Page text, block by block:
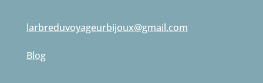
larbreduvoyageurbijoux@gmail.com
Blog